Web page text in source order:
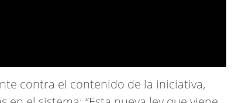
contra el contenido de la iniciativa,